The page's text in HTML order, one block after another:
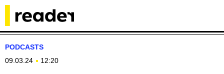
PODCASTS
09.03.24
12:20